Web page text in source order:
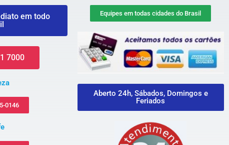
em todo
7000
0146
Equipes em todas cidades do Brasil
Aberto 24h, Sábados, Domingos e
Feriados